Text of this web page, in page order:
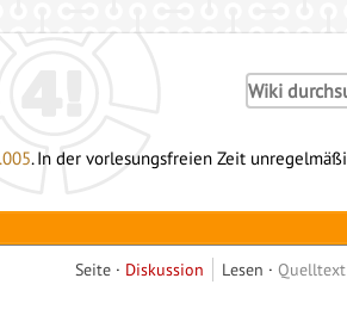
. In der vorlesungsfreien Zeit
Seite
Diskussion Lesen